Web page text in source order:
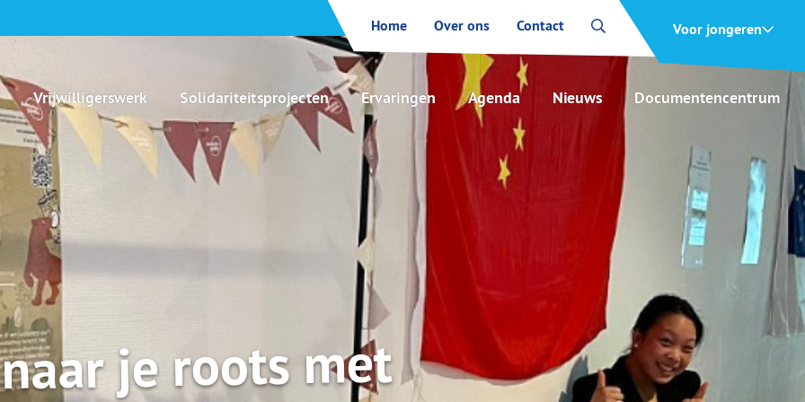
Home Over ons Contact Voor jongeren
Vrijwilligerswerk Solidariteitsprojecten Ervaringen Agenda Nieuws Documentencentrum
je roots met